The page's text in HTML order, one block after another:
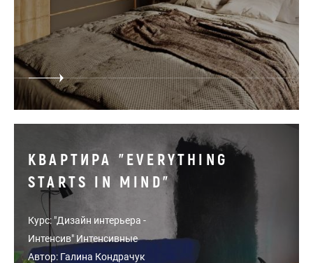
КВАРТИРА "EVERYTHING
STARTS IN MIND"
Курс: "Дизайн интерьера -
Интенсив" Интенсивные
Автор: Галина Кондрачук